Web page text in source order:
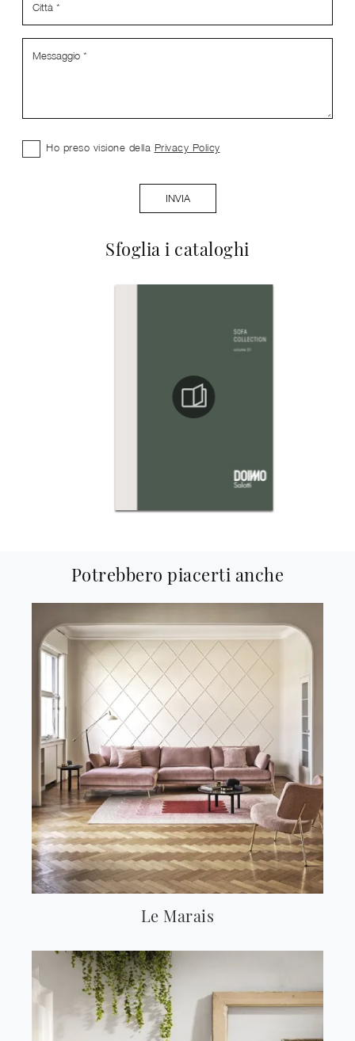
Sfoglia i cataloghi
Ho preso visione della Privacy Policy
INVIA
Potrebbero piacerti anche
Le Marais